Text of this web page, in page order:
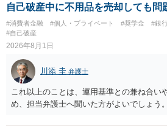
自己破産中に不用品を売却しても問
#消費者金融 #個人・プライベート #奨学金 #銀
#自己破産
2026年8月1日
川添 圭 弁護士
これ以上のことは、運用基準との兼ね合い
め、担当弁護士へ聞いた方がよいでしょう。